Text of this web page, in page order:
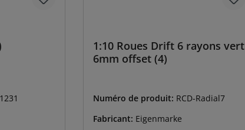
1:10 Roues Drift 6 rayons vert
6mm offset (4)
Numéro de produit: RCD-Radial7
Fabricant: Eigenmarke